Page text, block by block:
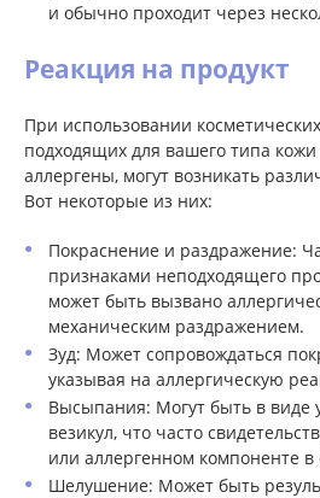
и обычно проходит через
Реакция на продукт
При использовании
подходящих для вашего типа
аллергены, могут возникать
Вот некоторые из них:
Покраснение и раздражение:
признаками неподходящего
может быть вызвано
механическим раздражением.
Зуд: Может сопровождаться
указывая на аллергическую
Высыпания: Могут быть в виде
везикул, что часто
или аллергенном компоненте в
Шелушение: Может быть